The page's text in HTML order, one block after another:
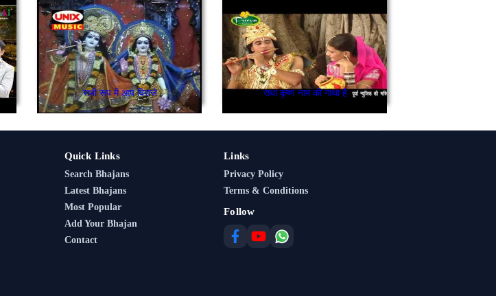
सभी रूप में आप विराजे राधा कृष्ण नाम की गाथा है
Quick Links
Search Bhajans
Latest Bhajans
Most Popular
Add Your Bhajan
Contact
Links
Privacy Policy
Terms & Conditions
Follow